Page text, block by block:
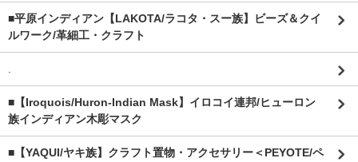
■平原インディアン【LAKOTA/ラコタ・スー族】ビーズ＆クイ
ルワーク/革細工・クラフト
■【Iroquois/Huron-Indian Mask】イロコイ連邦/ヒューロン
族インディアン木彫マスク
■【YAQUI/ヤキ族】クラフト置物・アクセサリー＜PEYOTE/ペ